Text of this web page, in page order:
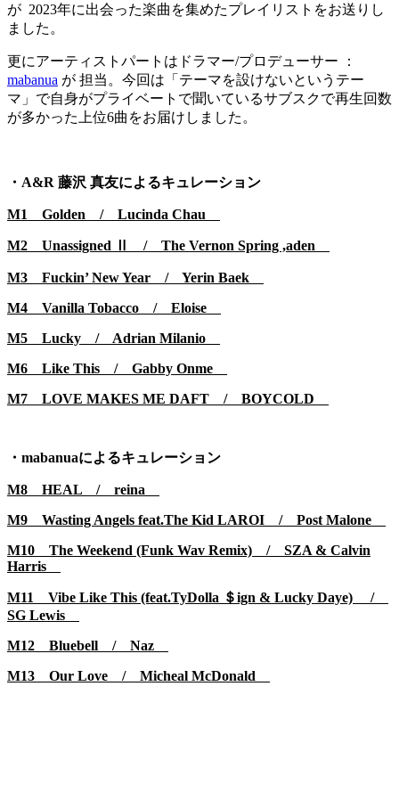
が 2023年に出会った楽曲を集めたプレイリストをお送りし
ました。
更にアーティストパートはドラマー/プロデューサー ：
mabanua が 担当。今回は「テーマを設けないというテー
マ」で自身がプライベートで聞いているサブスクで再生回数
が多かった上位6曲をお届けしました。
・ A&R 藤沢 真友によるキュレーション
M1 Golden / Lucinda Chau
M2 Unassigned Ⅱ / The Vernon Spring ,aden
M3 Fuckin’ New Year / Yerin Baek
M4 Vanilla Tobacco / Eloise
M5 Lucky /Adrian Milanio
M6 Like This / Gabby Onme
M7 LOVE MAKES ME DAFT / BOYCOLD
・mabanuaによるキュレーション
M8 HEAL / reina
M9 Wasting Angels feat.The Kid LAROI / Post Malone
M10 The Weekend (Funk Wav Remix) / SZA & Calvin
Harris
M11 Vibe Like This (feat.TyDolla ＄ign & Lucky Daye) /
SG Lewis
M12 Bluebell /
Naz
M13 Our Love /
Micheal McDonald